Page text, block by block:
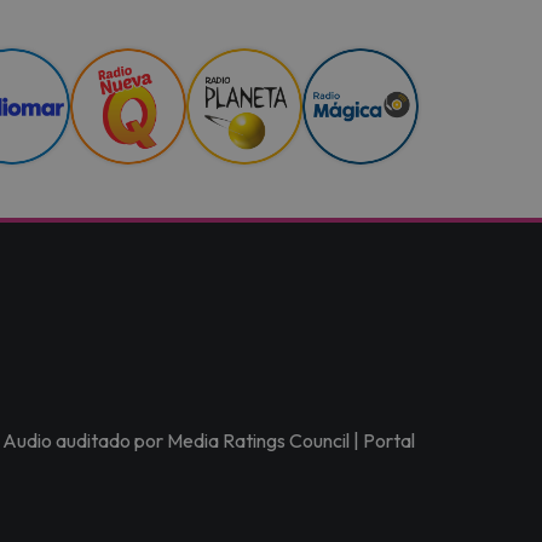
auditado por Media Ratings Council | Portal